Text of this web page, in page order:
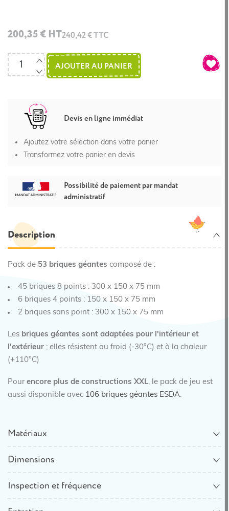
200,35 € HT240,42 € TTC
AJOUTER AU PANIER
Devis en ligne immédiat
Ajoutez votre sélection dans votre panier
Transformez votre panier en devis
Possibilité de paiement par mandat
administratif
Description
Pack de 53 briques géantes composé de :
45 briques 8 points : 300 x 150 x 75 mm
6 briques 4 points : 150 x 150 x 75 mm
2 briques sans point : 300 x 150 x 75 mm
Les briques géantes sont adaptées pour l'intérieur et
l'extérieur ; elles résistent au froid (-30°C) et à la chaleur
(+110°C)
Pour encore plus de constructions XXL, le pack de jeu est
aussi disponible avec 106 briques géantes ESDA.
Matériaux
Dimensions
Inspection et fréquence